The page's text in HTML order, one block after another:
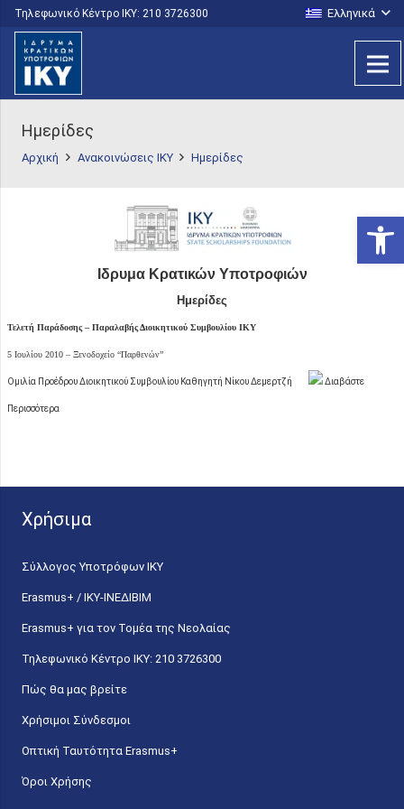
Τηλεφωνικό Κέντρο IKY: 210 3726300 Ελληνικά
Ημερίδες
Αρχική Ανακοινώσεις ΙΚΥ Ημερίδες
Ιδρυμα Κρατικών Υποτροφιών
Ημερίδες
Τελετή Παράδοσης – Παραλαβής Διοικητικού Συμβουλίου ΙΚΥ
5 Ιουλίου 2010 – Ξενοδοχείο “Παρθενών”
Ομιλία Προέδρου Διοικητικού Συμβουλίου Καθηγητή Νίκου Δεμερτζή Διαβάστε
Περισσότερα
Χρήσιμα
Σύλλογος Υποτρόφων ΙΚΥ
Erasmus+ / ΙΚΥ-ΙΝΕΔΙΒΙΜ
Erasmus+ για τον Τομέα της Νεολαίας
Τηλεφωνικό Κέντρο IKY: 210 3726300
Πώς θα μας βρείτε
Χρήσιμοι Σύνδεσμοι
Οπτική Ταυτότητα Erasmus+
Όροι Χρήσης